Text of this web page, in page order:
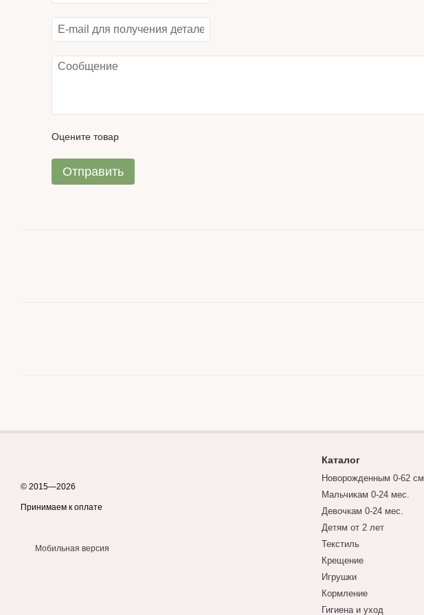
Оцените товар
Отправить
© 2015—2026
Принимаем к оплате
Мобильная версия
Каталог
Новорожденным 0-62 см
Мальчикам 0-24 мес.
Девочкам 0-24 мес.
Детям от 2 лет
Текстиль
Крещение
Игрушки
Кормление
Гигиена и уход